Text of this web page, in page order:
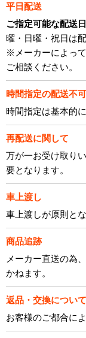
平日配送
ご指定可能な配送
曜・日曜・祝日は
※メーカーによっ
ご相談ください。
時間指定の配送不可
時間指定は基本的
再配送に関して
万が一お受け取り
要となります。
車上渡し
車上渡しが原則と
商品追跡
メーカー直送の為
かねます。
返品・交換について
お客様のご都合に